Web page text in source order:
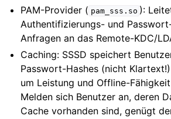
PAM-Provider ( pam_sss.so ):
Authentifizierungs- und
Anfragen an das Remote-KDC/
Caching: SSSD speichert
Passwort-Hashes (nicht
um Leistung und Offline-
Melden sich Benutzer an, deren
Cache vorhanden sind, genügt